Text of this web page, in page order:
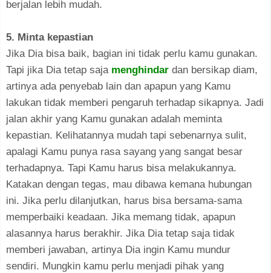
berjalan lebih mudah.
5. Minta kepastian
Jika Dia bisa baik, bagian ini tidak perlu kamu gunakan.
Tapi jika Dia tetap saja menghindar dan bersikap diam,
artinya ada penyebab lain dan apapun yang Kamu
lakukan tidak memberi pengaruh terhadap sikapnya. Jadi
jalan akhir yang Kamu gunakan adalah meminta
kepastian. Kelihatannya mudah tapi sebenarnya sulit,
apalagi Kamu punya rasa sayang yang sangat besar
terhadapnya. Tapi Kamu harus bisa melakukannya.
Katakan dengan tegas, mau dibawa kemana hubungan
ini. Jika perlu dilanjutkan, harus bisa bersama-sama
memperbaiki keadaan. Jika memang tidak, apapun
alasannya harus berakhir. Jika Dia tetap saja tidak
memberi jawaban, artinya Dia ingin Kamu mundur
sendiri. Mungkin kamu perlu menjadi pihak yang